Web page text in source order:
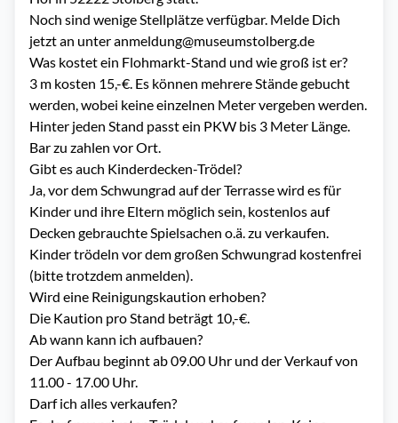
Noch sind wenige Stellplätze verfügbar. Melde Dich
jetzt an unter anmeldung@museumstolberg.de
Was kostet ein Flohmarkt-Stand und wie groß ist er?
3 m kosten 15,-€. Es können mehrere Stände gebucht
werden, wobei keine einzelnen Meter vergeben werden.
Hinter jeden Stand passt ein PKW bis 3 Meter Länge.
Bar zu zahlen vor Ort.
Gibt es auch Kinderdecken-Trödel?
Ja, vor dem Schwungrad auf der Terrasse wird es für
Kinder und ihre Eltern möglich sein, kostenlos auf
Decken gebrauchte Spielsachen o.ä. zu verkaufen.
Kinder trödeln vor dem großen Schwungrad kostenfrei
(bitte trotzdem anmelden).
Wird eine Reinigungskaution erhoben?
Die Kaution pro Stand beträgt 10,-€.
Ab wann kann ich aufbauen?
Der Aufbau beginnt ab 09.00 Uhr und der Verkauf von
11.00 - 17.00 Uhr.
Darf ich alles verkaufen?